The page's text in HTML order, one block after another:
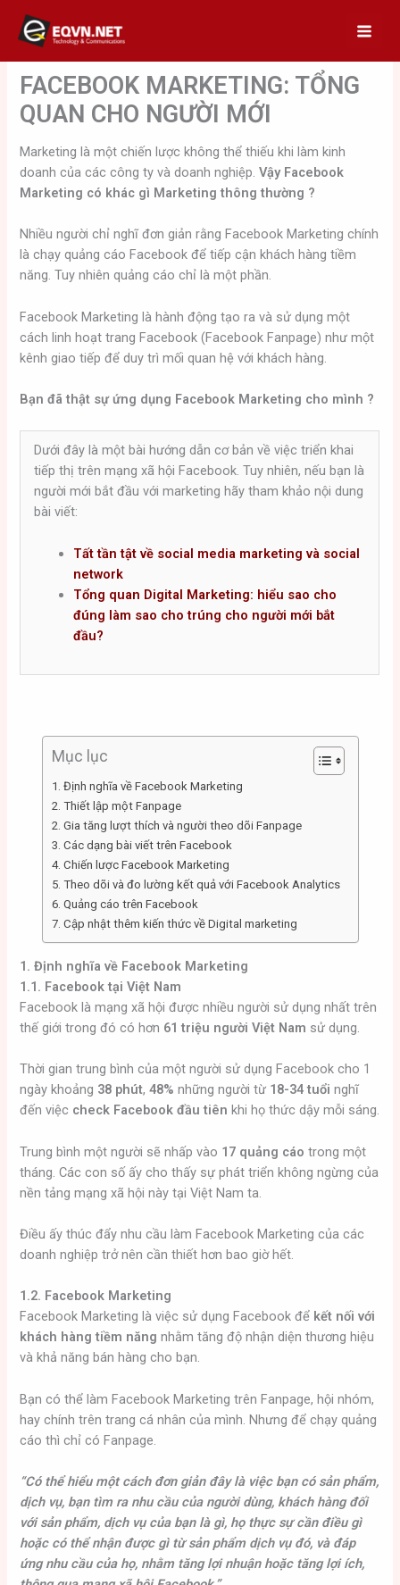
content
FACEBOOK MARKETING: TỔNG
QUAN CHO NGƯỜI MỚI
Marketing là một chiến lược không thể thiếu khi làm kinh
doanh của các công ty và doanh nghiệp.Vậy Facebook
Marketing có khác gì Marketing thông thường ?
Nhiều người chỉ nghĩ đơn giản rằng Facebook Marketing chính
là chạy quảng cáo Facebook để tiếp cận khách hàng tiềm
năng. Tuy nhiên quảng cáo chỉ là một phần.
Facebook Marketing là hành động tạo ra và sử dụng một
cách linh hoạt trang Facebook (Facebook Fanpage) như một
kênh giao tiếp để duy trì mối quan hệ với khách hàng.
Bạn đã thật sự ứng dụng Facebook Marketing cho mình ?
Dưới đây là một bài hướng dẫn cơ bản về việc triển khai
tiếp thị trên mạng xã hội Facebook. Tuy nhiên, nếu bạn là
người mới bắt đầu với marketing hãy tham khảo nội dung
bài viết:
Tất tần tật về social media marketing và social
network
Tổng quan Digital Marketing: hiểu sao cho
đúng làm sao cho trúng cho người mới bắt
đầu?
Mục lục
1. Định nghĩa về Facebook Marketing
2. Thiết lập một Fanpage
2. Gia tăng lượt thích và người theo dõi Fanpage
3. Các dạng bài viết trên Facebook
4. Chiến lược Facebook Marketing
5. Theo dõi và đo lường kết quả với Facebook Analytics
6. Quảng cáo trên Facebook
7. Cập nhật thêm kiến thức về Digital marketing
1. Định nghĩa về Facebook Marketing
1.1. Facebook tại Việt Nam
Facebook là mạng xã hội được nhiều người sử dụng nhất trên
thế giới trong đó có hơn 61 triệu người Việt Nam sử dụng.
Thời gian trung bình của một người sử dụng Facebook cho 1
ngày khoảng 38 phút,48% những người từ 18-34 tuổi nghĩ
đến việc check Facebook đầu tiên khi họ thức dậy mỗi sáng.
Trung bình một người sẽ nhấp vào 17 quảng cáo trong một
tháng. Các con số ấy cho thấy sự phát triển không ngừng của
nền tảng mạng xã hội này tại Việt Nam ta.
Điều ấy thúc đẩy nhu cầu làm Facebook Marketing của các
doanh nghiệp trở nên cần thiết hơn bao giờ hết.
1.2. Facebook Marketing
Facebook Marketing là việc sử dụng Facebook để kết nối với
khách hàng tiềm năng nhằm tăng độ nhận diện thương hiệu
và khả năng bán hàng cho bạn.
Bạn có thể làm Facebook Marketing trên Fanpage, hội nhóm,
hay chính trên trang cá nhân của mình. Nhưng để chạy quảng
cáo thì chỉ có Fanpage.
“Có thể hiểu một cách đơn giản đây là việc bạn có sản phẩm,
dịch vụ, bạn tìm ra nhu cầu của người dùng, khách hàng đối
với sản phẩm, dịch vụ của bạn là gì, họ thực sự cần điều gì
hoặc có thể nhận được gì từ sản phẩm dịch vụ đó, và đáp
ứng nhu cầu của họ, nhằm tăng lợi nhuận hoặc tăng lợi ích,